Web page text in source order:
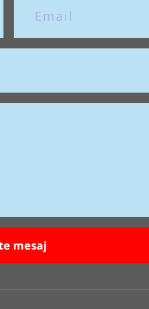
mesaj